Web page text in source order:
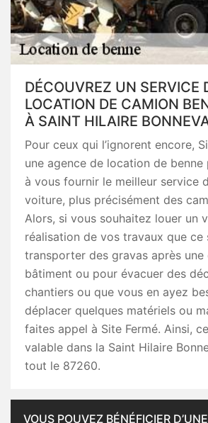
DÉCOUVREZ UN SERVICE
LOCATION DE CAMION
À SAINT HILAIRE
Pour ceux qui l’ignorent encore,
une agence de location de benne
à vous fournir le meilleur service
voiture, plus précisément des
Alors, si vous souhaitez louer un
réalisation de vos travaux que ce
transporter des gravas après une
bâtiment ou pour évacuer des
chantiers ou que vous en ayez
déplacer quelques matériels ou
faites appel à Site Fermé. Ainsi,
valable dans la Saint Hilaire
tout le 87260.
VOUS POUVEZ BÉNÉFICIER